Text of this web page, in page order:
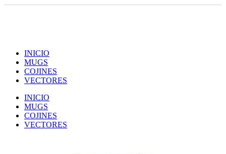
INICIO
MUGS
COJINES
VECTORES
INICIO
MUGS
COJINES
VECTORES